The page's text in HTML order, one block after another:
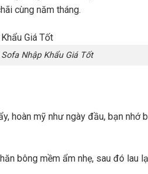
cùng năm tháng.
Nhập Khẩu Giá Tốt
hoàn mỹ như ngày đầu, bạn nhớ
bông mềm ẩm nhẹ, sau đó lau